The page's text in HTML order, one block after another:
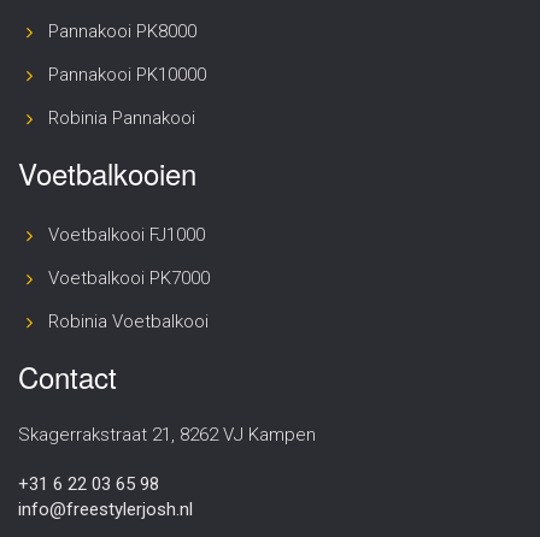
Pannakooi PK8000
Pannakooi PK10000
Robinia Pannakooi
Voetbalkooien
Voetbalkooi FJ1000
Voetbalkooi PK7000
Robinia Voetbalkooi
Contact
Skagerrakstraat 21, 8262 VJ Kampen
+31 6 22 03 65 98
info@freestylerjosh.nl